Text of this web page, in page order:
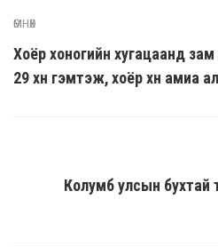
ӨМНӨХ
Хоёр хоногийн хугацаанд
29 хүн гэмтэж, хоёр хүн амиа
Колумб улсын бухтай